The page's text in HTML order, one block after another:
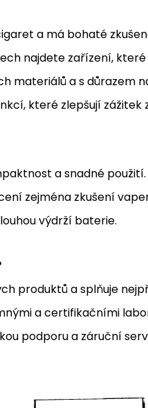
a má bohaté
najdete zařízení,
materiálů a s důrazem
které zlepšují zážitek
a snadné použití.
zejména zkušení
výdrží baterie.
produktů a splňuje
a certifikačními
podporu a záruční